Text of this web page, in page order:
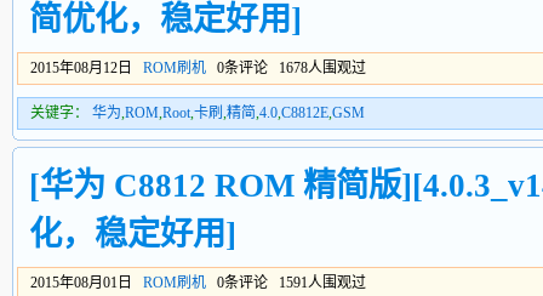
简优化，稳定好用]
2015年08月12日 ROM刷机 0条评论 1678人围观过
关键字： 华为,ROM,Root,卡刷 ,精简,4.0,C8812E,GSM
[华为 C8812 ROM 精简版
化，稳定好用]
2015年08月01日 ROM刷机 0条评论 1591人围观过